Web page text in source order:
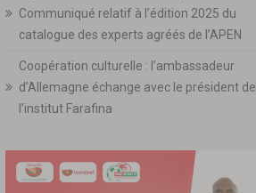
Communiqué relatif à l’édition 2025 du
catalogue des experts agréés de l’APEN
Coopération culturelle : l’ambassadeur
d’Allemagne échange avec le président de
l’institut Farafina